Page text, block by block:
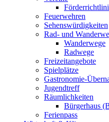
Feuerwehren
Sehenswürdigkeiten
Rad- und
Wanderwege
Radwege
Freizeitangebote
Spielplätze
Gastronomie-
Jugendtreff
Räumlichkeiten
Bürgerhaus
Ferienpass